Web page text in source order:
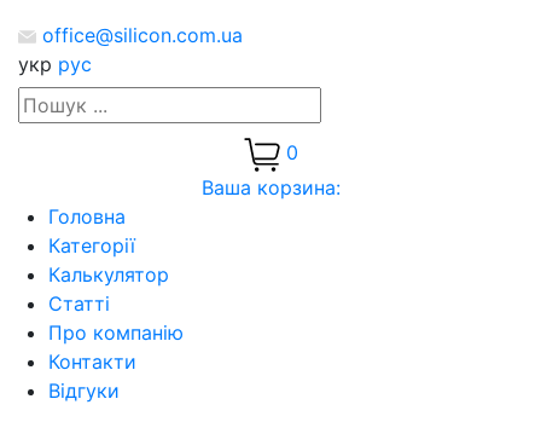
office@silicon.com.ua
укр рус
0
Ваша корзина:
Головна
Категорії
Калькулятор
Статті
Про компанію
Контакти
Відгуки